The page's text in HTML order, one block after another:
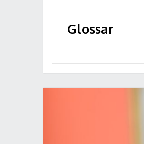
Glossar